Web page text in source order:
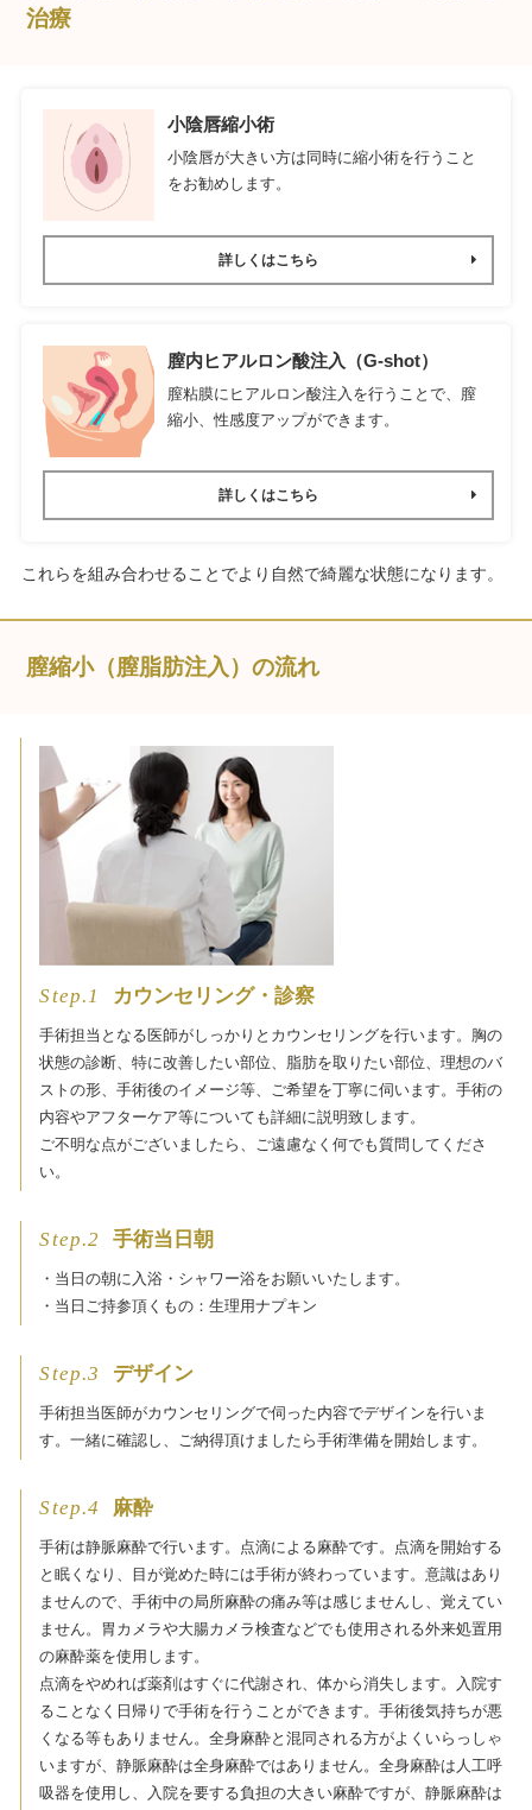
治療
小陰唇縮小術
小陰唇が大きい方は同時に縮小術を行うこと
をお勧めします。
詳しくはこちら
膣内ヒアルロン酸注入（G-shot）
膣粘膜にヒアルロン酸注入を行うことで、膣
縮小、性感度アップができます。
詳しくはこちら
これらを組み合わせることでより自然で綺麗な状態になります。
膣縮小（膣脂肪注入）の流れ
Step.1 カウンセリング・診察
手術担当となる医師がしっかりとカウンセリングを行います。胸の
状態の診断、特に改善したい部位、脂肪を取りたい部位、理想のバ
ストの形、手術後のイメージ等、ご希望を丁寧に伺います。 手術の
内容やアフターケア等についても詳細に説明致します。
ご不明な点がございましたら、ご遠慮なく何でも質問してくださ
い。
Step.2 手術当日朝
・当日の朝に入浴・シャワー浴をお願いいたします。
・当日ご持参頂くもの：生理用ナプキン
Step.3 デザイン
手術担当医師がカウンセリングで伺った内容でデザインを行いま
す。一緒に確認し、ご納得頂けましたら手術準備を開始します。
Step.4 麻酔
手術は静脈麻酔で行います。点滴による麻酔です。点滴を開始する
と眠くなり、目が覚めた時には手術が終わっています。意識はあり
ませんので、手術中の局所麻酔の痛み等は感じませんし、覚えてい
ません。胃カメラや大腸カメラ検査などでも使用される外来処置用
の麻酔薬を使用します。
点滴をやめれば薬剤はすぐに代謝され、体から消失します。入院す
ることなく日帰りで手術を行うことができます。手術後気持ちが悪
くなる等もありません。全身麻酔と混同される方がよくいらっしゃ
いますが、静脈麻酔は全身麻酔ではありません。全身麻酔は人工呼
吸器を使用し、入院を要する負担の大きい麻酔ですが、静脈麻酔は